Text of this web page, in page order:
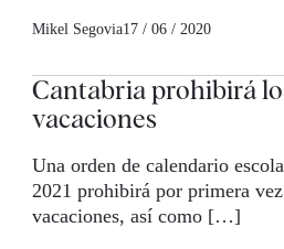
Mikel Segovia17 / 06 / 2020
Cantabria prohibirá
vacaciones
Una orden de calendario
2021 prohibirá por primera
vacaciones, así como […]